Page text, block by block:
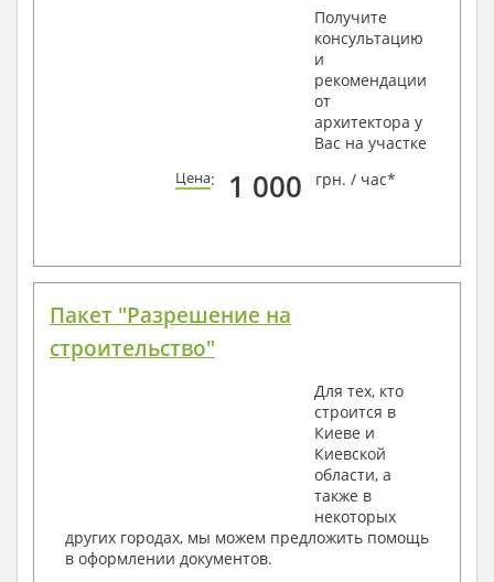
Получите
консультацию
и
рекомендации
от
архитектора у
Вас на участке
Цена: 1 000 грн. / час*
Пакет "Разрешение на
строительство"
Для тех, кто
строится в
Киеве и
Киевской
области, а
также в
некоторых
других городах, мы можем предложить помощь
в оформлении документов.